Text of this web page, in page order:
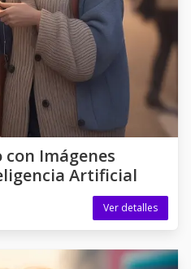
Imágenes
Artificial
Ver detalles